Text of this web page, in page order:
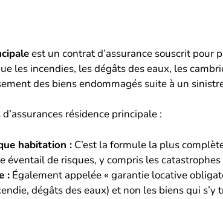
est un contrat d’assurance souscrit
les incendies, les dégâts des eaux, les
des biens endommagés suite à un
résidence principale :
habitation : C’est la formule la plus
éventail de risques, y compris les
: Également appelée « garantie locative
dégâts des eaux) et non les biens qui